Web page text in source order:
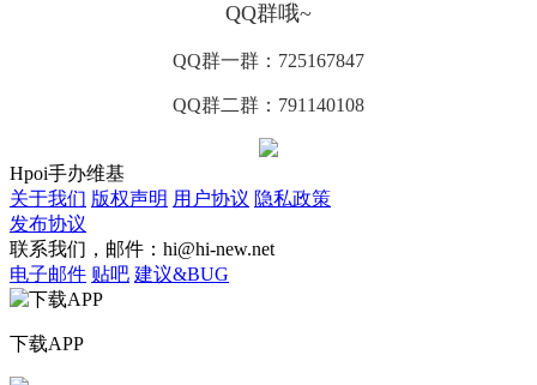
QQ群哦~
QQ群一群：725167847
QQ群二群：791140108
Hpoi手办维基
关于我们 版权声明 用户协议 隐私政策
发布协议
联系我们，邮件：hi@hi-new.net
电子邮件 贴吧 建议&BUG
下载APP